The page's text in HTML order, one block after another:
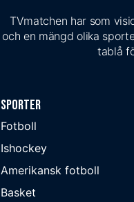
TVmatchen har som
och en mängd olika
tablå
Sporter
Fotboll
Ishockey
Amerikansk fotboll
Basket